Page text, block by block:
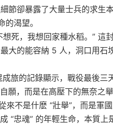
節卻暴露了大量士兵的求生
渴望。
死，我想回家種水稻。” 這
大的能容納 5 人，洞口用石
旅的記錄顯示，戰役最後三
願，而是在高壓下的無奈之舉
不是什麽 “壯舉”，而是軍
“忠魂” 的年輕生命，本質上